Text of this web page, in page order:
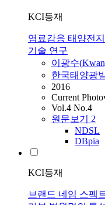
KCI등재
염료감응 태양전
기술 연구
이광수(
한국태양광
2016
Current
Vol.4 No.4
원문보기 2
NDSL
DBpia
KCI등재
브랜드 네임 스펙